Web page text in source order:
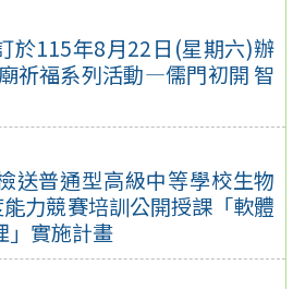
於115年8月22日(星期六)辦
祈福系列活動—儒門初開 智
送普通型高級中等學校生物
力競賽培訓公開授課「軟體
」實施計畫